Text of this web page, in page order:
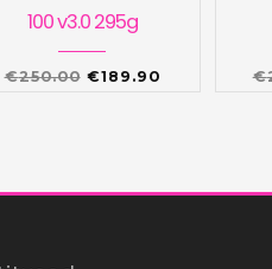
100 v3.0 295g
€250.00 Algne
€189.90Praegune €